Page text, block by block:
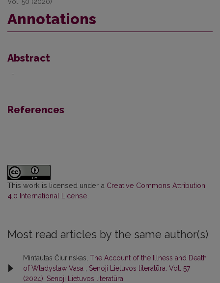
Annotations
Abstract
-
References
This work is licensed under a Creative Commons Attribution
4.0 International License
Most read articles by the same author(s)
Mintautas Čiurinskas, The Account of the Illness and Death
of Wladyslaw Vasa
Senoji Lietuvos literatūra: Vol. 57
(2024): Senoji Lietuvos literatūra